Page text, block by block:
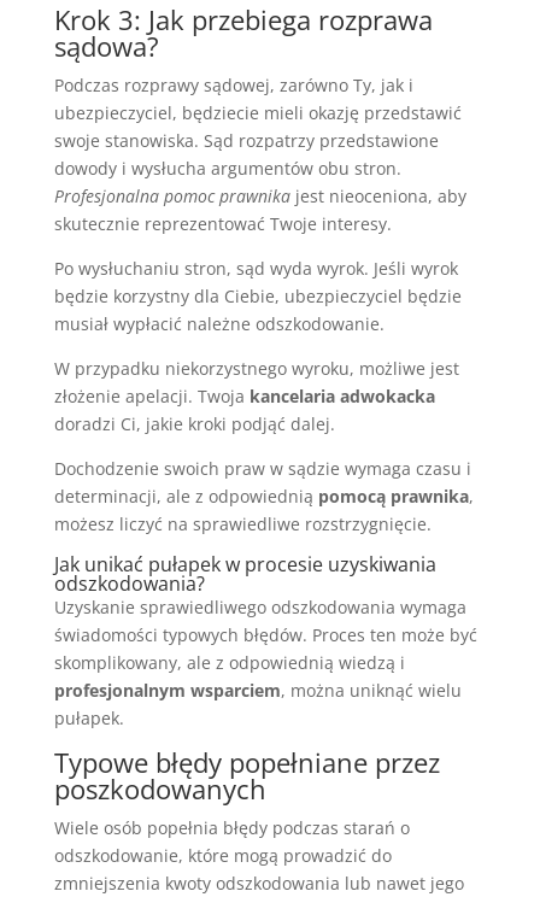
Krok 3: Jak przebiega rozprawa
sądowa?
Podczas rozprawy sądowej, zarówno Ty, jak i
ubezpieczyciel, będziecie mieli okazję przedstawić
swoje stanowiska. Sąd rozpatrzy przedstawione
dowody i wysłucha argumentów obu stron.
Profesjonalna pomoc prawnikajest nieoceniona, aby
skutecznie reprezentować Twoje interesy.
Po wysłuchaniu stron, sąd wyda wyrok. Jeśli wyrok
będzie korzystny dla Ciebie, ubezpieczyciel będzie
musiał wypłacić należne odszkodowanie.
W przypadku niekorzystnego wyroku, możliwe jest
złożenie apelacji. Twoja kancelaria adwokacka
doradzi Ci, jakie kroki podjąć dalej.
Dochodzenie swoich praw w sądzie wymaga czasu i
determinacji, ale z odpowiednią pomocą prawnika,
możesz liczyć na sprawiedliwe rozstrzygnięcie.
Jak unikać pułapek w procesie uzyskiwania
odszkodowania?
Uzyskanie sprawiedliwego odszkodowania wymaga
świadomości typowych błędów. Proces ten może być
skomplikowany, ale z odpowiednią wiedzą i
profesjonalnym wsparciem, można uniknąć wielu
pułapek.
Typowe błędy popełniane przez
poszkodowanych
Wiele osób popełnia błędy podczas starań o
odszkodowanie, które mogą prowadzić do
zmniejszenia kwoty odszkodowania lub nawet jego